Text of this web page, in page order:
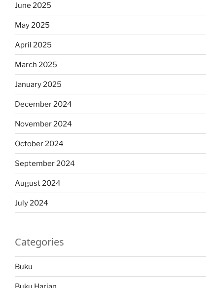
June 2025
May 2025
April 2025
March 2025
January 2025
December 2024
November 2024
October 2024
September 2024
August 2024
July 2024
Categories
Buku